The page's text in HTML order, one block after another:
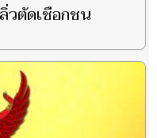
วตัดเชือกชน